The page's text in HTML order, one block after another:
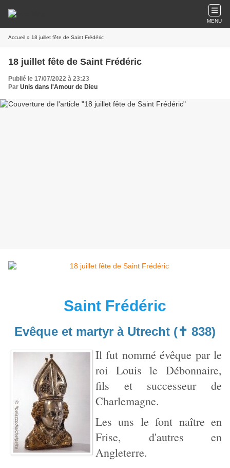
MENU
Accueil » 18 juillet fête de Saint Frédéric
18 juillet fête de Saint Frédéric
Publié le 17/07/2022 à 23:23
Par Unis dans l'Amour de Dieu
Saint Frédéric
Evêque et martyr à Utrecht (✝ 838)
Il fut nommé évêque par le
roi Louis le Débonnaire,
fils et successeur de
Charlemagne.
Les uns le font naître en
Frise, d'autres en
Angleterre.